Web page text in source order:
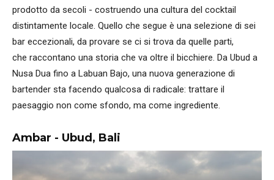
prodotto da secoli - costruendo una cultura del cocktail
distintamente locale. Quello che segue è una selezione di sei
bar eccezionali, da provare se ci si trova da quelle parti,
che raccontano una storia che va oltre il bicchiere. Da Ubud a
Nusa Dua fino a Labuan Bajo, una nuova generazione di
bartender sta facendo qualcosa di radicale: trattare il
paesaggio non come sfondo, ma come ingrediente.
Ambar - Ubud, Bali